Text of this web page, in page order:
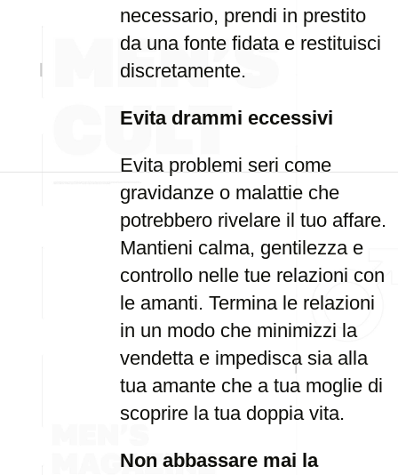
necessario, prendi in prestito
da una fonte fidata e restituisci
discretamente.
Evita drammi eccessivi
Evita problemi seri come
gravidanze o malattie che
potrebbero rivelare il tuo affare.
Mantieni calma, gentilezza e
controllo nelle tue relazioni con
le amanti. Termina le relazioni
in un modo che minimizzi la
vendetta e impedisca sia alla
tua amante che a tua moglie di
scoprire la tua doppia vita.
Non abbassare mai la